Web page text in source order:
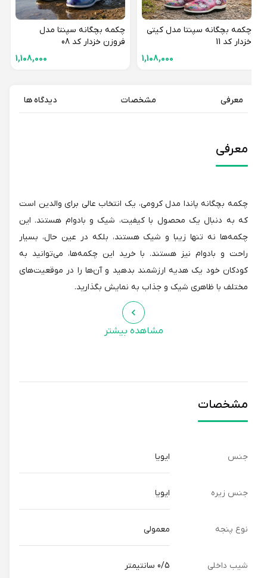
چکمه بچگانه سپنتا مدل کیتی
خزدار کد 11
1,108,000
چکمه بچگانه سپنتا مدل
فروزن خزدار کد 08
1,108,000
معرفی مشخصات دیدگاه ها
معرفی
چکمه بچگانه پاندا مدل کرومی، یک انتخاب عالی برای والدین است
که به دنبال یک محصول با کیفیت، شیک و بادوام هستند. این
چکمه‌ها نه تنها زیبا و شیک هستند، بلکه در عین حال، بسیار
راحت و بادوام نیز هستند. با خرید این چکمه‌ها، می‌توانید به
کودکان خود یک هدیه ارزشمند بدهید و آن‌ها را در موقعیت‌های
مختلف با ظاهری شیک و جذاب به نمایش بگذارید.
مشاهده بیشتر
مشخصات
جنس
جنس زیره
نوع پنجه معمولی
شیب داخلی